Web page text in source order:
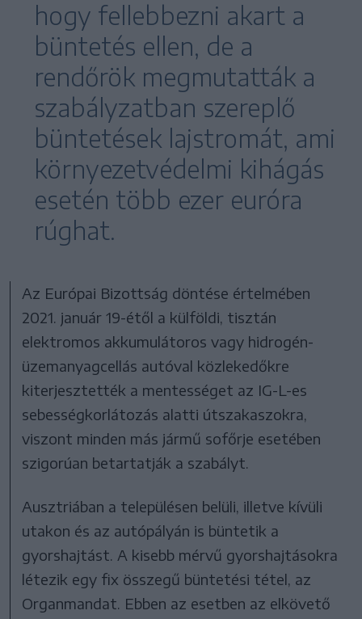
hogy fellebbezni akart a
büntetés ellen, de a
rendőrök megmutatták a
szabályzatban szereplő
büntetések lajstromát, ami
környezetvédelmi kihágás
esetén több ezer euróra
rúghat.
Az Európai Bizottság döntése értelmében
2021. január 19-étől a külföldi, tisztán
elektromos akkumulátoros vagy hidrogén-
üzemanyagcellás autóval közlekedőkre
kiterjesztették a mentességet az IG-L-es
sebességkorlátozás alatti útszakaszokra,
viszont minden más jármű sofőrje esetében
szigorúan betartatják a szabályt.
Ausztriában a településen belüli, illetve kívüli
utakon és az autópályán is büntetik a
gyorshajtást. A kisebb mérvű gyorshajtásokra
létezik egy fix összegű büntetési tétel, az
Organmandat. Ebben az esetben az elkövető